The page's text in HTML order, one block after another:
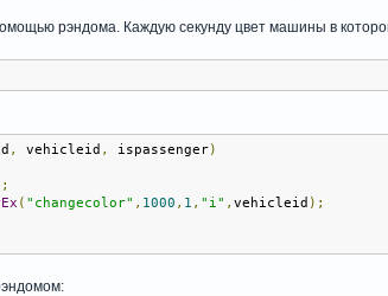
, gRandomPos[rand_spawn][3]);
рэндома. Каждую секунду цвет машины в которой
, vehicleid , ispassenger)
( "changecolor" , 1000 , 1 , "i" ,vehicleid );